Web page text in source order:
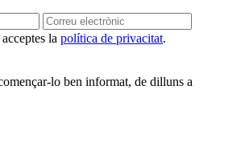
la política de privacitat.
lo ben informat, de dilluns a